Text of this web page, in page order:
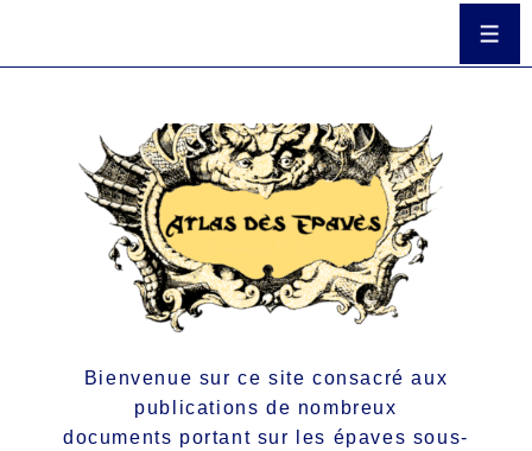
Bienvenue sur ce site consacré aux
publications de nombreux
documents portant sur les épaves sous-